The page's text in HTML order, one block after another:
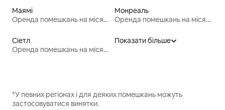
Маямі
Оренда помешкань на місяць
Монреаль
Оренда помешкань на місяць
Сіетл
Оренда помешкань на місяць
Показати більше
*У певних регіонах і для деяких помешкань можуть
застосовуватися винятки.